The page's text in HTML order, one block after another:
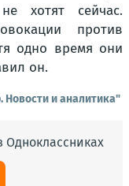
хотят сейчас.
против
одно время они
он.
Новости и аналитика"